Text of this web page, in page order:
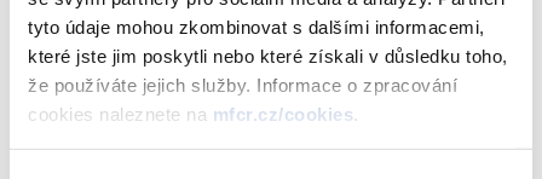
tyto údaje mohou zkombinovat s dalšími informacemi,
které jste jim poskytli nebo které získali v důsledku toho,
že používáte jejich služby. Informace o zpracování
cookies naleznete na mfcr.cz/cookies.
(834 kB)
II.-A. Pokladní plnění státního
rozpočtu
(336 kB)